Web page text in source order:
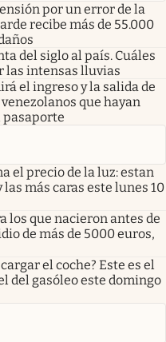
por un error de la
recibe más de 55.000
del siglo al país. Cuáles
las intensas lluvias
el ingreso y la salida de
que hayan
pasaporte
el precio de la luz: estan
más caras este lunes 10
los que nacieron antes de
de más de 5000 euros,
el coche? Este es el
del gasóleo este domingo